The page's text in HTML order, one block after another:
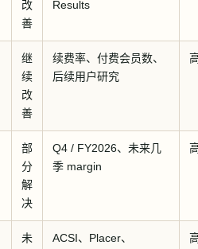
改
善
Results
继
续
改
善
续费率、付费会员数、
后续用户研究
部
分
解
决
Q4 / FY2026、未来几
季 margin
未
ACSI、Placer、